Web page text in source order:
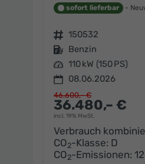
sofort lieferbar
Fahrzeugnr. 150532
Kraftstoff Benzin
Leistung 110 kW (150 PS)
08.06.2026
36.480,– €
incl. 19% MwSt.
46.600,– €
Verbrauch
CO2-Klasse: D
CO2-Emissionen: